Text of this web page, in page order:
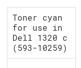
Toner cyan
for use in
Dell 1320 c
(593-10259)